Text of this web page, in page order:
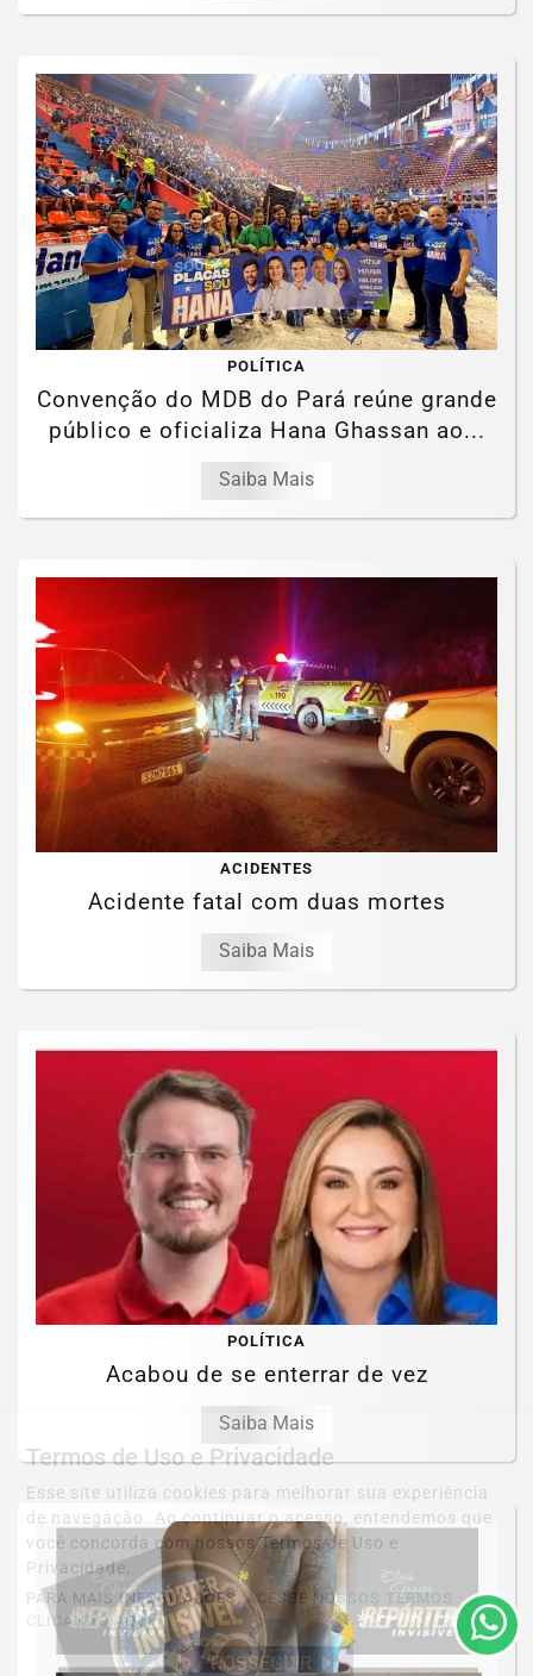
POLÍTICA
Convenção do MDB do Pará reúne grande
público e oficializa Hana Ghassan ao...
Saiba Mais
ACIDENTES
Acidente fatal com duas mortes
Saiba Mais
POLÍTICA
Acabou de se enterrar de vez
Saiba Mais
Termos de Uso e Privacidade
Esse site utiliza cookies para melhorar sua experiência
de navegação. Ao continuar o acesso, entendemos que
você concorda com nossos Termos de Uso e
Privacidade.
PARA MAIS INFORMAÇÕES,ACESSE NOSSOS TERMOS
CLICANDO AQUI
PROSSEGUIR